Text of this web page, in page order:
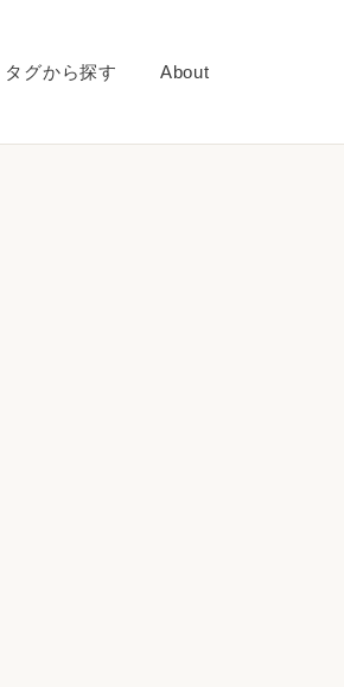
タグから探す About